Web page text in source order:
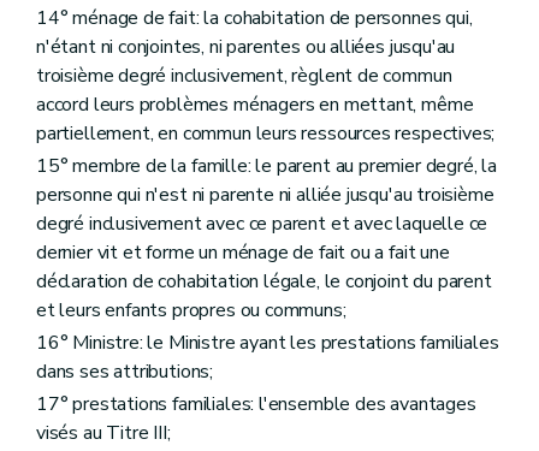
Section 3 La révision
Art. 82
Art. 83
Chapitre V Le paiement
Art. 84
Art. 85
Art. 86
Art. 87
Chapitre VI Les intérêts
Art. 88
Art. 89
Art. 90
Chapitre VII La récupération
Art. 91
Art. 91/1
Art. 92
Chapitre VIII Les contestations
Art. 93
Art. 94
14° ménage de fait: la cohabitation de personnes qui,
n'étant ni conjointes, ni parentes ou alliées jusqu'au
troisième degré inclusivement, règlent de commun
accord leurs problèmes ménagers en mettant, même
partiellement, en commun leurs ressources respectives;
15° membre de la famille: le parent au premier degré, la
personne qui n'est ni parente ni alliée jusqu'au troisième
degré inclusivement avec ce parent et avec laquelle ce
dernier vit et forme un ménage de fait ou a fait une
déclaration de cohabitation légale, le conjoint du parent
et leurs enfants propres ou communs;
16° Ministre: le Ministre ayant les prestations familiales
dans ses attributions;
17° prestations familiales: l'ensemble des avantages
visés au Titre III;